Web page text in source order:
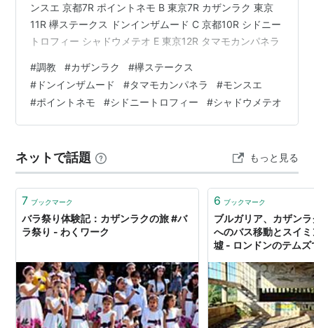
ンスエ 京都7R ポイントネモ B 東京7R カザンラク 東京
11R 欅ステークス ドンインザムード C 京都10R シドニー
トロフィー シャドウメテオ E 東京12R タマモカンパネラ
#調教 #カザンラク #欅ステークス
# ドンインザムード #タマモカンパネラ #モンスエ
#ポイントネモ #シドニートロフィー #シャドウメテオ
ネットで話題 もっと見る
7 ブックマーク
バラ祭り体験記：カザンラクの旅 #バ
ラ祭り - わくワーク
6 ブックマーク
ブルガリア、カザン
へのバス移動とスイ
墟 - ロンドンのテム